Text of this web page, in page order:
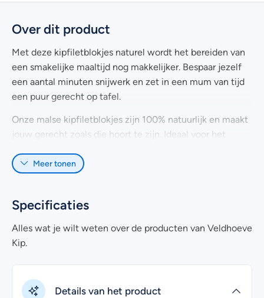
Over dit product
Met deze kipfiletblokjes naturel wordt het bereiden van
een smakelijke maaltijd nog makkelijker. Bespaar jezelf
een aantal minuten snijwerk en zet in een mum van tijd
een puur gerecht op tafel.
Onze malse kipfiletblokjes zijn 100% natuurlijk en maakt
jouw gerecht zoals die hoort te zijn. Ideaal voor het
toevoeging aan de meest uiteenlopende maaltijden.
gesneden kipblokjes? Kijk dan eens bij de
contactmet ons opnemen. Wij helpen je graag!
Meer tonen
Specificaties
Alles wat je wilt weten over de producten van Veldhoeve
Kip.
Details van het product